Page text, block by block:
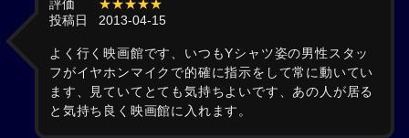
評価
★★★★★
投稿日
2013-04-15
よく行く映画館です、いつもYシャツ姿の男性スタッ
フがイヤホンマイクで的確に指示をして常に動いてい
ます、見ていてとても気持ちよいです、あの人が居る
と気持ち良く映画館に入れます。